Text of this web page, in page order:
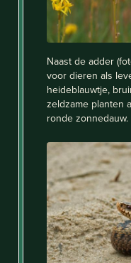
Naast de adder
voor dieren als
heideblauwtje,
zeldzame planten
ronde zonnedauw.